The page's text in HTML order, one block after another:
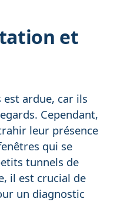
et
ardue, car ils
Cependant,
leur présence
qui se
tunnels de
il est crucial de
un diagnostic